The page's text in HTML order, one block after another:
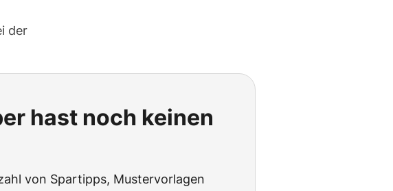
der
hast noch keinen
von Spartipps, Mustervorlagen